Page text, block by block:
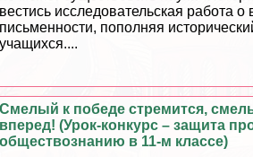
вестись исследовательская работа о
письменности, пополняя
учащихся....
Смелый к победе стремится,
вперед! (Урок-конкурс – защита
обществознанию в 11-м классе)